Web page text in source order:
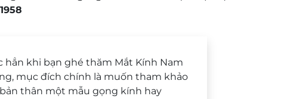
hẳn khi bạn ghé thăm Mắt Kính Nam
mục đích chính là muốn tham khảo
thân một mẫu gọng kính hay